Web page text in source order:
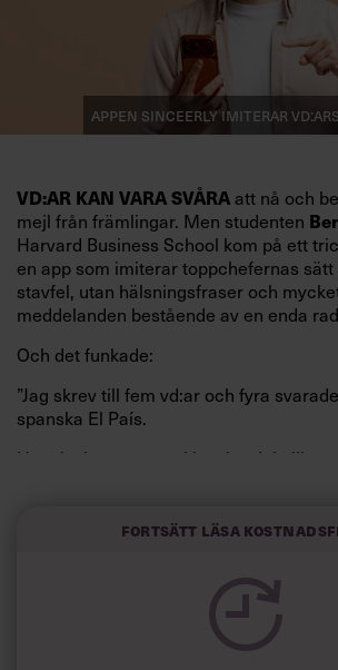
Appen Sinceerly imiterar
VD:AR KAN VARA SVÅRAatt nå och
mejl från främlingar. Men studenten
Harvard Business School kom på ett
en app som imiterar toppchefernas
stavfel, utan hälsningsfraser och
meddelanden bestående av en enda
Och det funkade:
”Jag skrev till fem vd:ar och fyra
spanska El País.
Horwitz har nu utvecklat sitt trick till en
kortfattat slarviga vd-stilen.
Fortsätt läsa